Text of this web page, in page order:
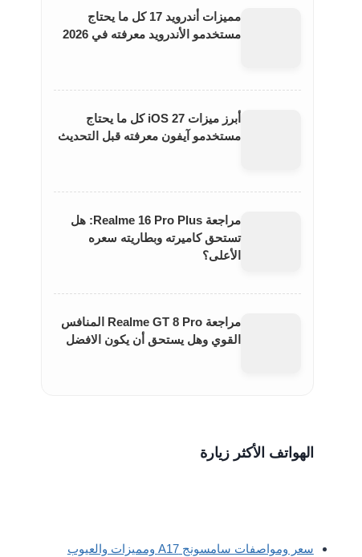
مميزات أندرويد 17 كل ما يحتاج
مستخدمو الأندرويد معرفته في 2026
أبرز ميزات iOS 27 كل ما يحتاج
مستخدمو آيفون معرفته قبل التحديث
مراجعة Realme 16 Pro Plus: هل
تستحق كاميرته وبطاريته سعره
الأعلى؟
مراجعة Realme GT 8 Pro المنافس
القوي وهل يستحق أن يكون الافضل
الهواتف الأكثر زيارة
سعر ومواصفات سامسونج A17 ومميزات والعيوب